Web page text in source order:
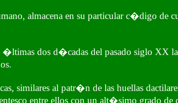
almacena en su particular c�digo de
�ltimas dos d�cadas del pasado siglo XX
al patr�n de las huellas
entre ellos con un alt�simo grado de